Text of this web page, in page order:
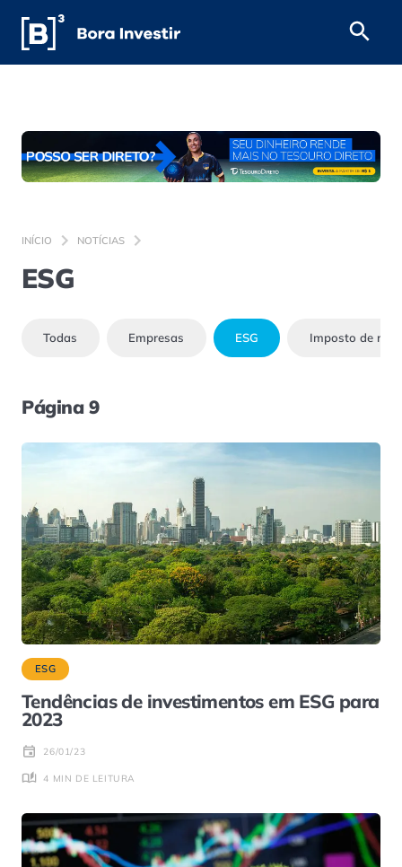
INÍCIO NOTÍCIAS
ESG
Todas Empresas ESG Imposto de
Página 9
ESG
Tendências de investimentos em ESG para
2023
26/01/23
4 MIN DE LEITURA